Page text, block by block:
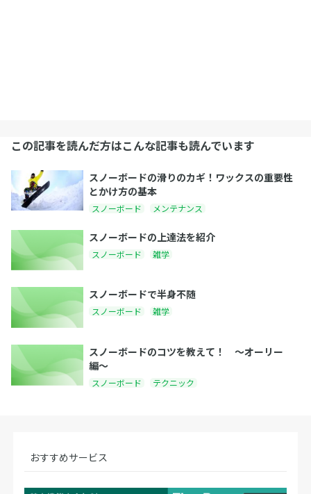
この記事を読んだ方はこんな記事も読んでいます
スノーボードの滑りのカギ！ワックスの重要性
とかけ方の基本
スノーボード メンテナンス
スノーボードの上達法を紹介
スノーボード 雑学
スノーボードで半身不随
スノーボード 雑学
スノーボードのコツを教えて！ 〜オーリー
編〜
スノーボード テクニック
おすすめサービス